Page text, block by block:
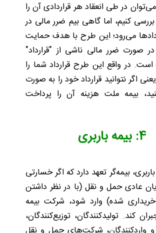
می‌توان در طی انعقاد هر قراردادی آن را
کنیم، اما گاهی بیم ضرر مالی در
می‌رود؛ این طرح با هدف حمایت
در صورت ضرر مالی ناشی از "قرارداد"
در واقع این طرح قرارداد شما را
اگر نتوانید قرارداد خود را به صورت
بیمه ملت هزینه آن را پرداخت
4: بیمه باربری
بیمه‌گر تعهد دارد که اگر خسارتی
عادی حمل و نقل (با در نظر داشتن
شده) وارد شود، شرکت بیمه
کند. تولیدکنندگان، توزیع‌کنندگان،